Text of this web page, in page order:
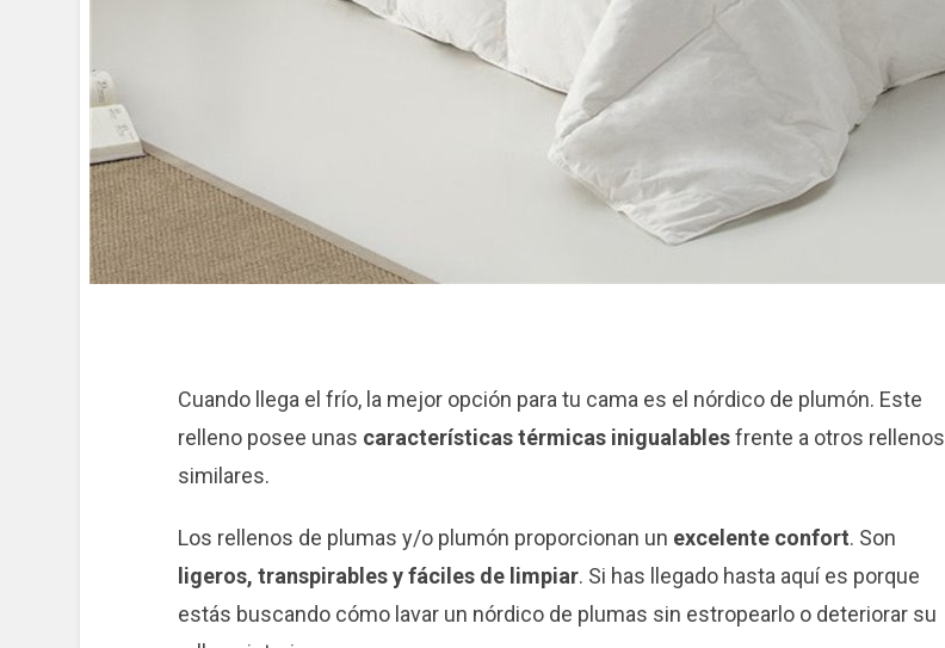
Cuando llega el frío, la mejor opción para tu cama es el nórdico de plumón. Este
relleno posee unas características térmicas inigualablesfrente a otros rellenos
similares.
Los rellenos de plumas y/o plumón proporcionan un excelente confort. Son
ligeros, transpirables y fáciles de limpiar. Si has llegado hasta aquí es porque
estás buscando cómo lavar un nórdico de plumas sin estropearlo o deteriorar su